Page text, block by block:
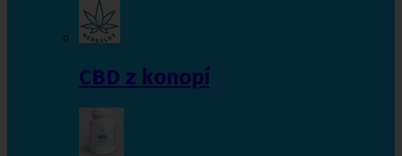
CBD z konopí